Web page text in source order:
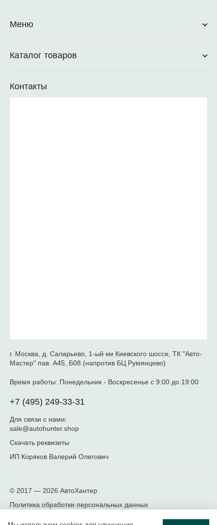
Меню
Каталог товаров
Контакты
г. Москва, д. Саларьево, 1-ый км Киевского шоссе, ТК "Авто-
Мастер" пав. А45, Б08 (напротив БЦ Румянцево)
Время работы: Понедельник - Воскресенье с 9:00 до 19:00
+7 (495) 249-33-31
Для связи с нами:
sale@autohunter.shop
Скачать реквизиты
ИП Коряков Валерий Олегович
© 2017 — 2026 АвтоХантер
Политика обработки персональных данных